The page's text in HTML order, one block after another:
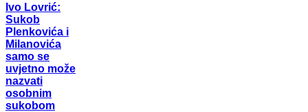
Ivo Lovrić:
Sukob
Plenkovića i
Milanovića
samo se
uvjetno može
nazvati
osobnim
sukobom